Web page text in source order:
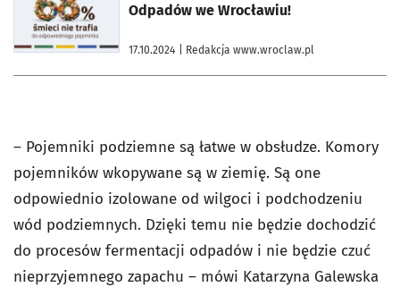
Odpadów we Wrocławiu!
17.10.2024 | Redakcja www.wroclaw.pl
– Pojemniki podziemne są łatwe w obsłudze. Komory
pojemników wkopywane są w ziemię. Są one
odpowiednio izolowane od wilgoci i podchodzeniu
wód podziemnych. Dzięki temu nie będzie dochodzić
do procesów fermentacji odpadów i nie będzie czuć
nieprzyjemnego zapachu – mówi Katarzyna Galewska